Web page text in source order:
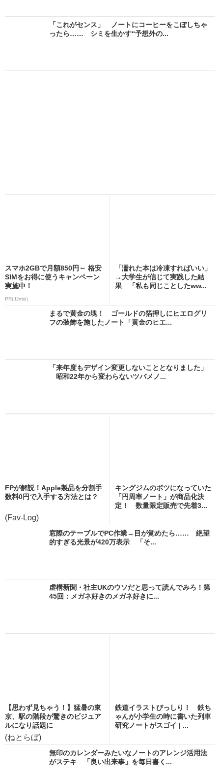
「これがセンス」 ノートにコーヒーをこぼしちゃ
ったら…… シミを生かす“予想外の...
スマホ2GBで月額850円～ 格安
SIMをお得に使うキャンペーン
実施中！
PR(IIJmio)
「濡れた本は冷凍すればいい」
→大学生が信じて実践した結
果 「私も同じことしたww...
まるで黄金の塊！ ゴールドの箔押しにヒエログリ
フの装飾を施したノート「黄金のヒエ...
「来年度もデザイン変更しないこととなりました」
昭和22年から変わらないツバメノ...
FPが解説！Apple製品を分割手
数料0円で入手する方法とは？
(Fav-Log)
キングジムのボツになっていた
「円周率ノート」が商品化決
定！ 数量限定販売で先着3...
窓際のテーブルでPC作業→目が覚めたら…… 絶望
的すぎる光景が420万表示 「そ...
虚構新聞・社主UKのウソだと思って読んでみろ！第
45回：メガネ好きのメガネ好きに...
【思わず見ちゃう！】猛暑の東
京、駅の階段が驚きのビジュア
ルになり話題に
(ねとらぼ)
鉄道イラストびっしり！ 鉄ち
ゃんが小学生の時に書いた列車
研究ノートがスゴイ | ...
無印のカレンダーみたいなノートのアレンジ活用法
がステキ 「良い出来事」を毎日書く...